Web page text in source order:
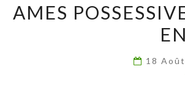
AMES
18